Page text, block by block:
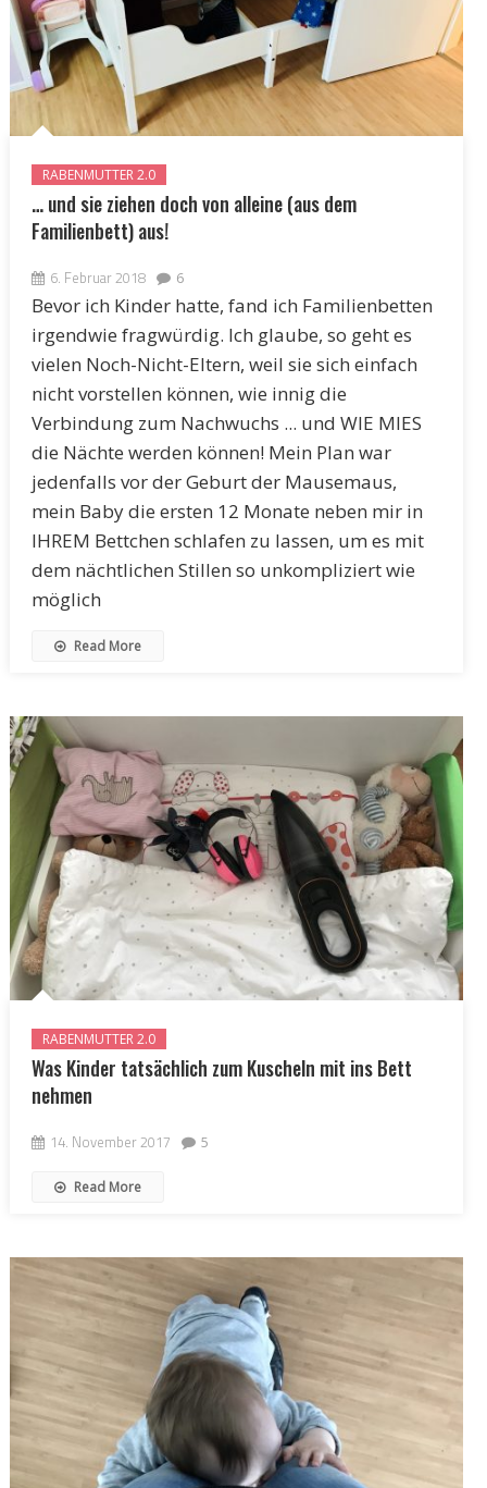
RABENMUTTER 2.0
… und sie ziehen doch von alleine (aus dem
Familienbett) aus!
6. Februar 2018 6
Bevor ich Kinder hatte, fand ich Familienbetten
irgendwie fragwürdig. Ich glaube, so geht es
vielen Noch-Nicht-Eltern, weil sie sich einfach
nicht vorstellen können, wie innig die
Verbindung zum Nachwuchs ... und WIE MIES
die Nächte werden können! Mein Plan war
jedenfalls vor der Geburt der Mausemaus,
mein Baby die ersten 12 Monate neben mir in
IHREM Bettchen schlafen zu lassen, um es mit
dem nächtlichen Stillen so unkompliziert wie
möglich
Read More
RABENMUTTER 2.0
Was Kinder tatsächlich zum Kuscheln mit ins Bett
nehmen
14. November 2017 5
Read More